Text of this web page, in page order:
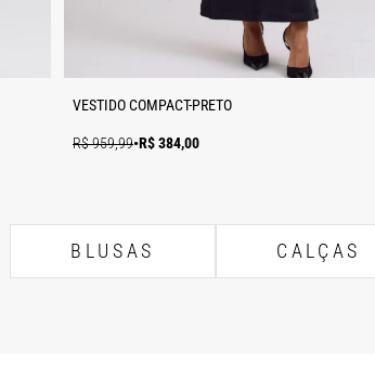
VESTIDO COMPACT-PRETO
R$ 959,99•R$ 384,00
BLUSAS CALÇAS